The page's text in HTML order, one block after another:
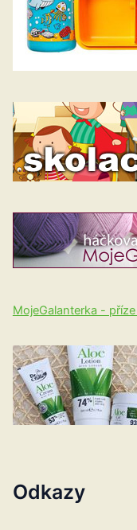
MojeGalanterka -
Odkazy